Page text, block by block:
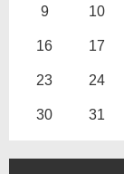
9 10
16 17
23 24
30 31